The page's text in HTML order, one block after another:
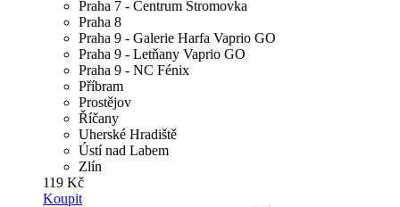
Praha 7 - Centrum Stromovka
Praha 8
Praha 9 - Galerie Harfa Vaprio GO
Praha 9 - Letňany Vaprio GO
Praha 9 - NC Fénix
Příbram
Prostějov
Říčany
Uherské Hradiště
Ústí nad Labem
Zlín
119 Kč
Koupit